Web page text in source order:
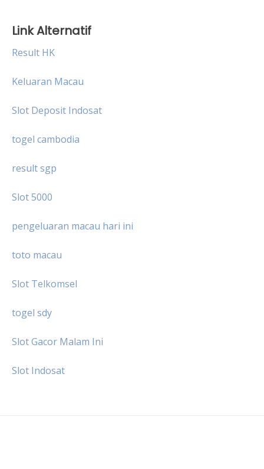
Link Alternatif
Result HK
Keluaran Macau
Slot Deposit Indosat
togel cambodia
result sgp
Slot 5000
pengeluaran macau hari ini
toto macau
Slot Telkomsel
togel sdy
Slot Gacor Malam Ini
Slot Indosat